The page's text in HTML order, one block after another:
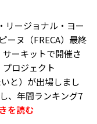
リージョナル・ヨー
ーヌ（FRECA）最終
ーキットで開催さ
ロジェクト
と）が出場しまし
、年間ランキング7
を読む